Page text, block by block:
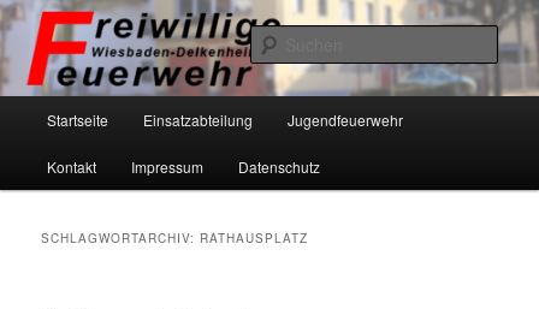
Zum
primären
Inhalt
springen
Zum
sekundären
Inhalt
springenFreiwillige Feuerwehr Wiesbaden-
Startseite Einsatzabteilung Jugendfeuerwehr
Kontakt Impressum Datenschutz
SCHLAGWORTARCHIV: RATHAUSPLATZ